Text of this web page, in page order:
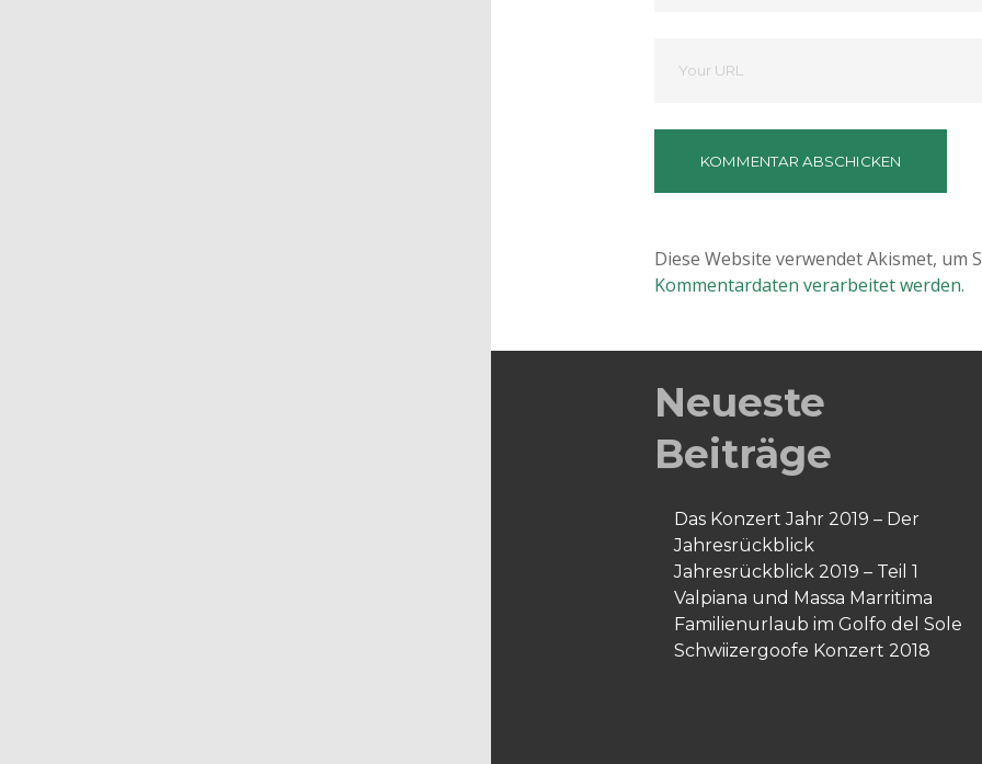
Website
Diese Website verwendet Akismet, um
Kommentardaten verarbeitet werden.
Neueste
Beiträge
Das Konzert Jahr 2019 – Der
Jahresrückblick
Jahresrückblick 2019 – Teil 1
Valpiana und Massa Marritima
Familienurlaub im Golfo del Sole
Schwiizergoofe Konzert 2018